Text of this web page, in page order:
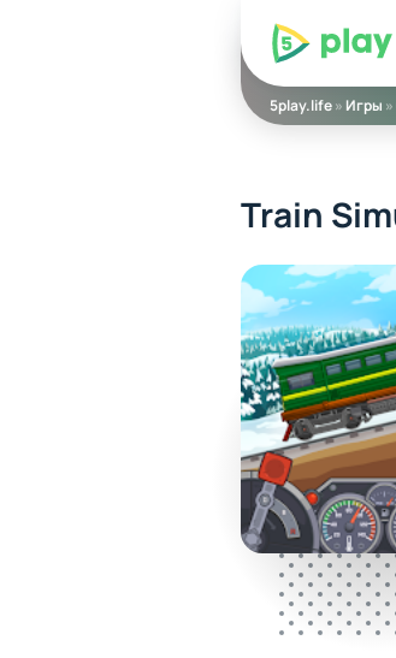
5play
5play.life»Игры »
Train